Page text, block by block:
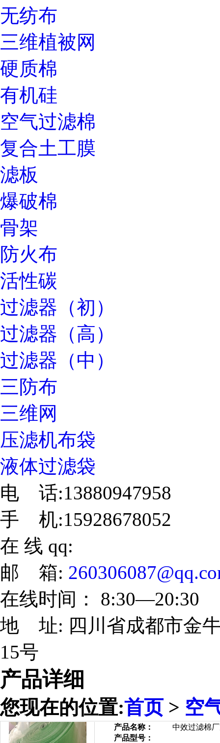
无纺布
三维植被网
硬质棉
有机硅
空气过滤棉
复合土工膜
滤板
爆破棉
骨架
防火布
活性碳
过滤器（初）
过滤器（高）
过滤器（中）
三防布
三维网
压滤机布袋
液体过滤袋
电 话:13880947958
手 机:15928678052
在 线 qq:
邮 箱:
在线时间： 8:30—20:30
地 址: 四川省成都市金
15号
产品详细
您现在的位置:首页> 空
产品名称：
中效过滤棉
产品型号：